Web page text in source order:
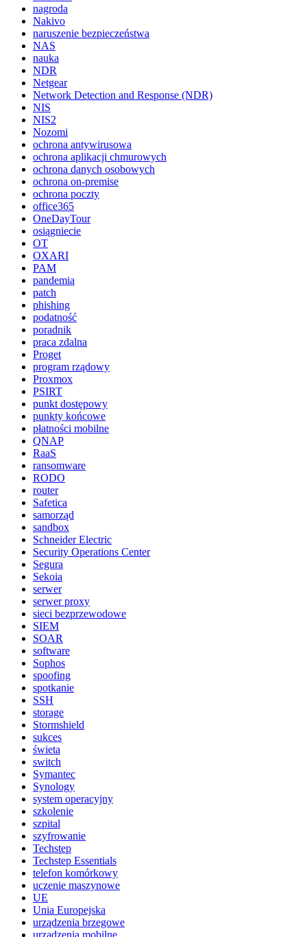
nagroda
Nakivo
naruszenie bezpieczeństwa
NAS
nauka
NDR
Netgear
Network Detection and Response (NDR)
NIS
NIS2
Nozomi
ochrona antywirusowa
ochrona aplikacji chmurowych
ochrona danych osobowych
ochrona on-premise
ochrona poczty
office365
OneDayTour
osiągniecie
OT
OXARI
PAM
pandemia
patch
phishing
podatność
poradnik
praca zdalna
Proget
program rządowy
Proxmox
PSIRT
punkt dostępowy
punkty końcowe
płatności mobilne
QNAP
RaaS
ransomware
RODO
router
Safetica
samorząd
sandbox
Schneider Electric
Security Operations Center
Segura
Sekoia
serwer
serwer proxy
sieci bezprzewodowe
SIEM
SOAR
software
Sophos
spoofing
spotkanie
SSH
storage
Stormshield
sukces
świeta
switch
Symantec
Synology
system operacyjny
szkolenie
szpital
szyfrowanie
Techstep
Techstep Essentials
telefon komórkowy
uczenie maszynowe
UE
Unia Europejska
urządzenia brzegowe